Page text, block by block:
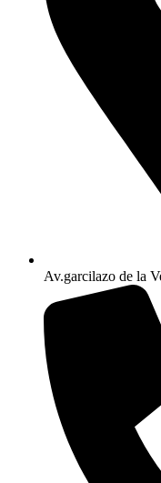
Av.garcilazo de la